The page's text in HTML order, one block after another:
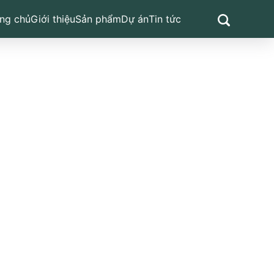
chủGiới thiệuSản phẩmDự ánTin tức